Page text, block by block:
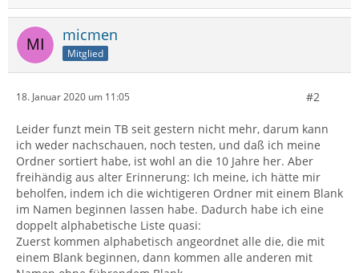
micmen
Mitglied
18. Januar 2020 um 11:05 #2
Leider funzt mein TB seit gestern nicht mehr, darum kann
ich weder nachschauen, noch testen, und daß ich meine
Ordner sortiert habe, ist wohl an die 10 Jahre her. Aber
freihändig aus alter Erinnerung: Ich meine, ich hätte mir
beholfen, indem ich die wichtigeren Ordner mit einem Blank
im Namen beginnen lassen habe. Dadurch habe ich eine
doppelt alphabetische Liste quasi:
Zuerst kommen alphabetisch angeordnet alle die, die mit
einem Blank beginnen, dann kommen alle anderen mit